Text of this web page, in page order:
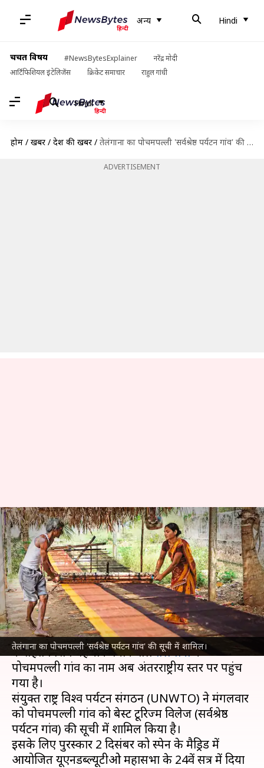
अन्य Hindi
चर्चित विषय #NewsBytesExplainer
नरेंद्र मोदी
आर्टिफिशियल इंटेलिजेंस
क्रिकेट समाचार राहुल गांधी
Hindi
होम / खबरें / देश की खबरें / तेलंगाना का पोचमपल्ली 'सर्वश्रेष्ठ पर्यटन गांव' की सूची में शामिल, UNWTO ने किया ऐलान
ADVERTISEMENT
तेलंगाना का पोचमपल्ली 'सर्वश्रेष्ठ पर्यटन गांव' की सूची में शामिल।
तेलंगाना का पोचमपल्ली 'सर्वश्रेष्ठ
पर्यटन गांव' की सूची में शामिल,
UNWTO ने किया ऐलान
लेखन भारत शर्मा Nov 16, 2021 06:18 pm
क्या है खबर?
अपनी अनूठी बुनाई शैलियों के कारण वोकल फॉर लोकल
के तहत विशेष पहचान बनाने वालेतेलंगानाके
पोचमपल्ली गांव का नाम अब अंतरराष्ट्रीय स्तर पर पहुंच
गया है।
संयुक्त राष्ट्र विश्व पर्यटन संगठन (UNWTO) ने मंगलवार
को पोचमपल्ली गांव को बेस्ट टूरिज्म विलेज (सर्वश्रेष्ठ
पर्यटन गांव) की सूची में शामिल किया है।
इसके लिए पुरस्कार 2 दिसंबर को स्पेन के मैड्रिड में
आयोजित यूएनडब्ल्यूटीओ महासभा के 24वें सत्र में दिया